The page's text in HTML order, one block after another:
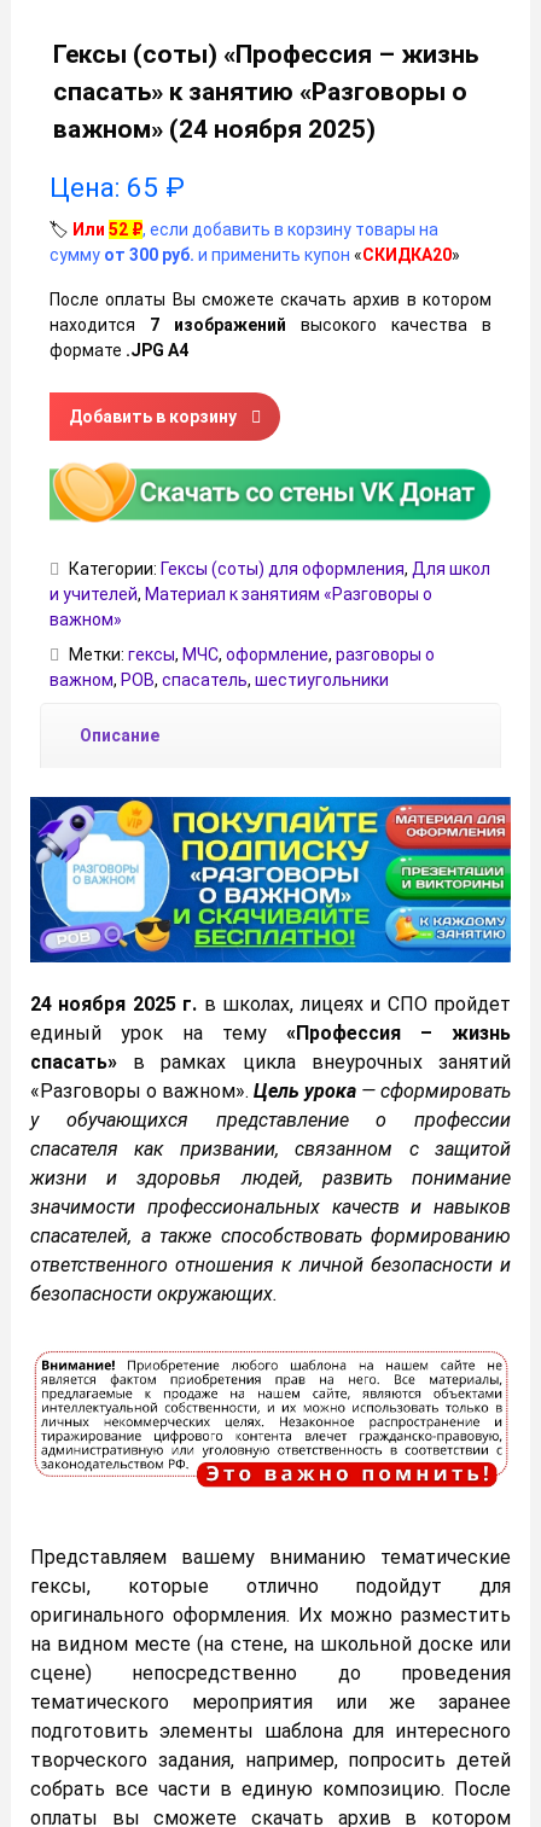
Гексы (соты) «Профессия – жизнь
спасать» к занятию «Разговоры о
важном» (24 ноября 2025)
Цена: 65 ₽
🏷️ Или 52 ₽, если добавить в корзину товары на
сумму от 300 руб. и применить купон «СКИДКА20»
После оплаты Вы сможете скачать архив в котором
находится 7 изображений высокого качества в
формате .JPG А4
Количество товара Гексы (соты) «Профессия – жизнь
Добавить в корзину
Категории: Гексы (соты) для оформления, Для школ
и учителей, Материал к занятиям «Разговоры о
важном»
Метки: гексы, МЧС, оформление, разговоры о
важном, РОВ, спасатель, шестиугольники
Описание
24 ноября 2025 г. в школах, лицеях и СПО пройдет
единый урок на тему «Профессия – жизнь
спасать» в рамках цикла внеурочных занятий
«Разговоры о важном». Цель урока — сформировать
у обучающихся представление о профессии
спасателя как призвании, связанном с защитой
жизни и здоровья людей, развить понимание
значимости профессиональных качеств и навыков
спасателей, а также способствовать формированию
ответственного отношения к личной безопасности и
безопасности окружающих.
Представляем вашему вниманию тематические
гексы, которые отлично подойдут для
оригинального оформления. Их можно разместить
на видном месте (на стене, на школьной доске или
сцене) непосредственно до проведения
тематического мероприятия или же заранее
подготовить элементы шаблона для интересного
творческого задания, например, попросить детей
собрать все части в единую композицию. После
оплаты вы сможете скачать архив в котором